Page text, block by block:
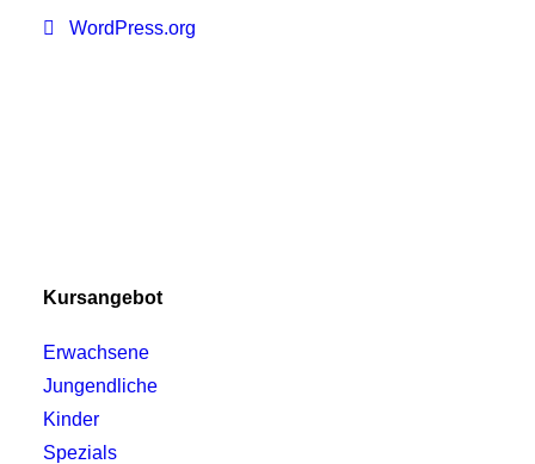
WordPress.org
Kursangebot
Erwachsene
Jungendliche
Kinder
Spezials